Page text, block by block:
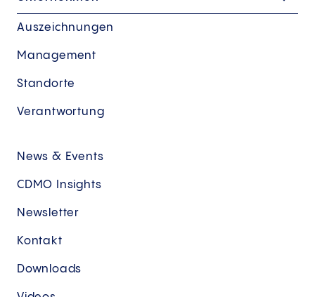
Auszeichnungen
Management
Standorte
Verantwortung
News & Events
CDMO Insights
Newsletter
Kontakt
Downloads